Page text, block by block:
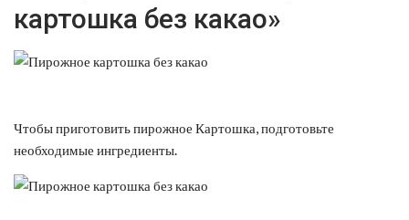
картошка без какао»
Чтобы приготовить пирожное Картошка, подготовьте
необходимые ингредиенты.